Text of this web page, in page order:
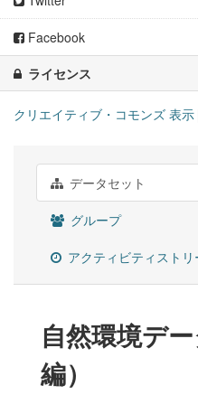
Facebook
ライセンス
クリエイティブ・コモンズ 表示
データセット
グループ
アクティビティストリ
自然環境デ
編）